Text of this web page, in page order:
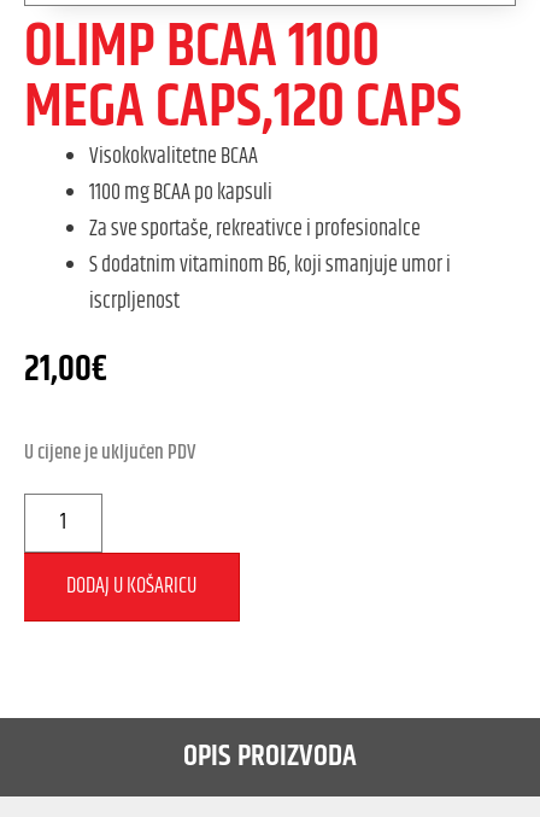
OLIMP BCAA 1100
MEGA CAPS,120 CAPS
Visokokvalitetne BCAA
1100 mg BCAA po kapsuli
Za sve sportaše, rekreativce i profesionalce
S dodatnim vitaminom B6, koji smanjuje umor i
iscrpljenost
21,00€
U cijene je uključen PDV
DODAJ U KOŠARICU
OPIS PROIZVODA